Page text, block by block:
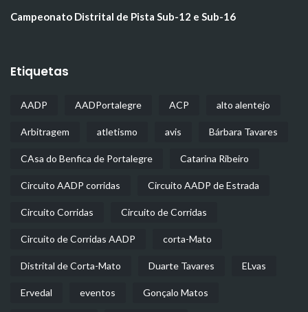
Campeonato Distrital de Pista Sub-12 e Sub-16
Etiquetas
AADP AADPortalegre ACP alto alentejo
Arbitragem atletismo avis Bárbara Tavares
CAsa do Benfica de Portalegre Catarina Ribeiro
Circuito AADP corridas Circuito AADP de Estrada
Circuito Corridas Circuito de Corridas
Circuito de Corridas AADP corta-Mato
Distrital de Corta-Mato Duarte Tavares ELvas
Ervedal eventos Gonçalo Matos